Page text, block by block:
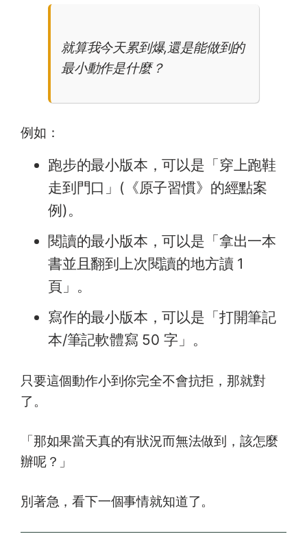
就算我今天累到爆,還是能做到的
最小動作是什麼？
例如：
跑步的最小版本，可以是「穿上跑鞋
走到門口」(《原子習慣》的經點案
例)。
閱讀的最小版本，可以是「拿出一本
書並且翻到上次閱讀的地方讀 1
頁」。
寫作的最小版本，可以是「打開筆記
本/筆記軟體寫 50 字」。
只要這個動作小到你完全不會抗拒，那就對
了。
「那如果當天真的有狀況而無法做到，該怎麼
辦呢？」
別著急，看下一個事情就知道了。